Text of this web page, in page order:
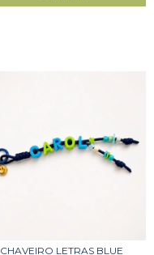
CHAVEIRO LETRAS BLUE